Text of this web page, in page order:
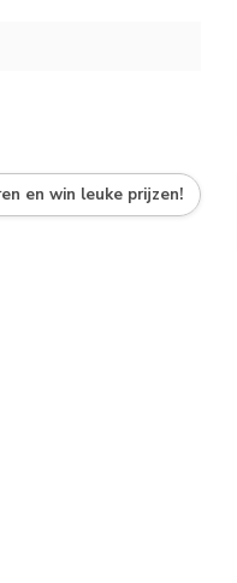
en win leuke prijzen!